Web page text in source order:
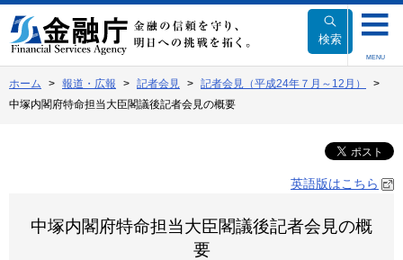
文
へ
動
検索
MENU
ホーム 報道・広報 記者会見
記者会見（平成24年７月～12月）
中塚内閣府特命担当大臣閣議後記者会見の概要
英語版はこちら
中塚内閣府特命担当大臣閣議後記者会見の概
要